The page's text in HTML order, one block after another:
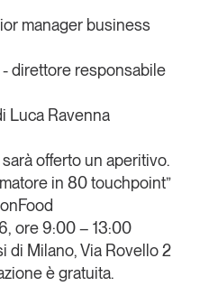
manager business
- direttore responsabile
Luca Ravenna
offerto un aperitivo.
in 80 touchpoint”
ore 9:00 – 13:00
di Milano, Via Rovello 2
è gratuita.